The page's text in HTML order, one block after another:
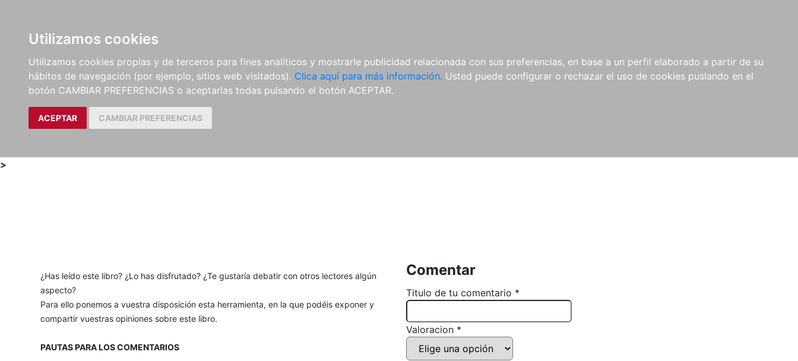
Utilizamos cookies
Utilizamos cookies propias y de terceros para fines analíticos y mostrarle publicidad relacionada con sus preferencias, en base a un perfil elaborado a partir de su
hábitos de navegación (por ejemplo, sitios web visitados). Clica aquí para más información. Usted puede configurar o rechazar el uso de cookies puslando en el
botón CAMBIAR PREFERENCIAS o aceptarlas todas pulsando el botón ACEPTAR.
ACEPTAR CAMBIAR PREFERENCIAS
LIBROS
MÉTODOS Y
EJERCICIOS
PARTITURAS Y EDICIONES
CRÍTICAS
REVISTAS
CDS Y
DVDS
MATERIAL
COMPLEMENTARIO
NOVEDADES NOTICIAS
COMPRAS
INSTITUCIONALES
>
¿Has leído este libro? ¿Lo has disfrutado? ¿Te gustaría debatir con otros lectores algún
aspecto?
Para ello ponemos a vuestra disposición esta herramienta, en la que podéis exponer y
compartir vuestras opiniones sobre este libro.
PAUTAS PARA LOS COMENTARIOS
Comentar
Titulo de tu comentario *
Valoracion *